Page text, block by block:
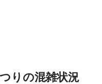
りの混雑状況